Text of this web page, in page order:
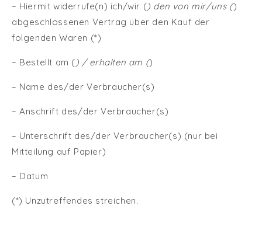
– Hiermit widerrufe(n) ich/wir () den von mir/uns ()
abgeschlossenen Vertrag über den Kauf der
folgenden Waren (*)
– Bestellt am ( ) / erhalten am ()
– Name des/der Verbraucher(s)
– Anschrift des/der Verbraucher(s)
– Unterschrift des/der Verbraucher(s) (nur bei
Mitteilung auf Papier)
– Datum
(*) Unzutreffendes streichen.